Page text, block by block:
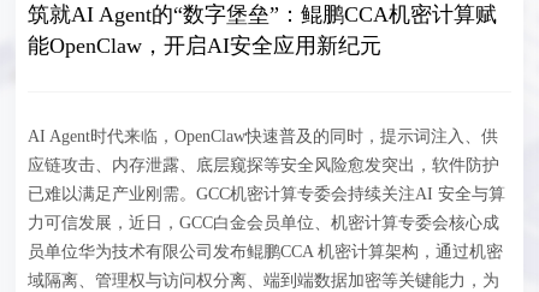
筑就AI Agent的“数字堡垒”：鲲鹏CCA机密计算赋
能OpenClaw，开启AI安全应用新纪元
AI Agent时代来临，OpenClaw快速普及的同时，提示词注入、供
应链攻击、内存泄露、底层窥探等安全风险愈发突出，软件防护
已难以满足产业刚需。GCC机密计算专委会持续关注AI 安全与算
力可信发展，近日，GCC白金会员单位、机密计算专委会核心成
员单位华为技术有限公司发布鲲鹏CCA 机密计算架构，通过机密
域隔离、管理权与访问权分离、端到端数据加密等关键能力，为